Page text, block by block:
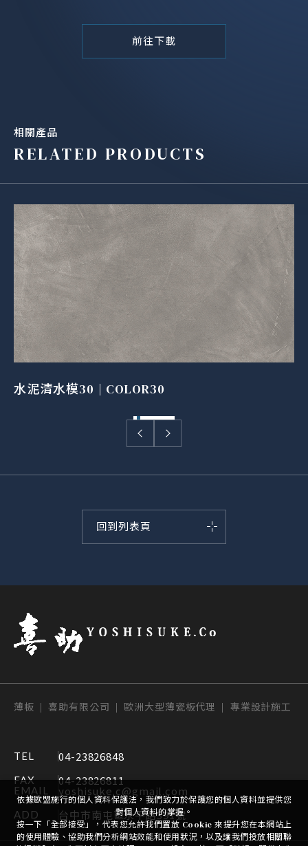
前往下載
相關產品
RELATED PRODUCTS
水泥清水模30 | COLOR30
回到列表頁
薄板 | 喜助有限公司 | 歐洲大型薄瓷板代理 | 專業設計施工
TEL 04-23826848
FAX 04-23826811
EMAIL yoshisuke.c@gmail.com
ADD 台中市南屯區永平路391號
依據歐盟施行的個人資料保護法，我們致力於保護您的個人資料並提供您
對個人資料的掌握。
按一下「全部接受」，代表您允許我們置放 Cookie 來提升您在本網站上
的使用體驗、協助我們分析網站效能和使用狀況，以及讓我們投放相關聯